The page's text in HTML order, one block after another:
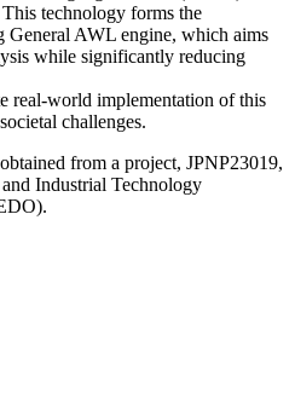
technology forms the
General AWL engine, which aims
while significantly reducing
real-world implementation of this
challenges.
from a project, JPNP23019,
Industrial Technology